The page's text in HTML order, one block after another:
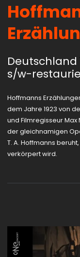
Deutschland
s/w-
Hoffmanns
dem Jahre 1923 von
und Filmregisseur
der gleichnamigen
T. A. Hoffmanns
verkörpert wird.